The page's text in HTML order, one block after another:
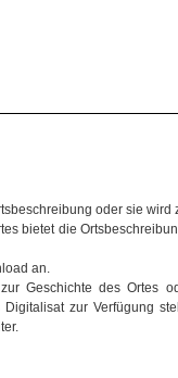
oder sie wird
bietet die
an.
Geschichte des Ortes
zur Verfügung